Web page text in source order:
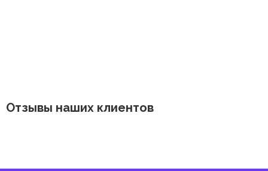
Отзывы наших клиентов